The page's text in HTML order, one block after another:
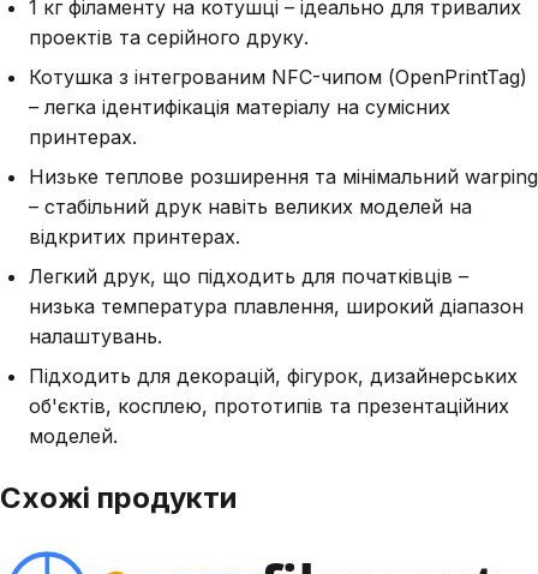
1 кг філаменту на котушці – ідеально для тривалих
проектів та серійного друку.
Котушка з інтегрованим NFC-чипом (OpenPrintTag)
– легка ідентифікація матеріалу на сумісних
принтерах.
Низьке теплове розширення та мінімальний warping
– стабільний друк навіть великих моделей на
відкритих принтерах.
Легкий друк, що підходить для початківців –
низька температура плавлення, широкий діапазон
налаштувань.
Підходить для декорацій, фігурок, дизайнерських
об'єктів, косплею, прототипів та презентаційних
моделей.
Схожі продукти